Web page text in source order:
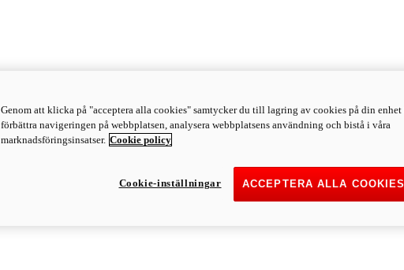
Genom att klicka på "acceptera alla cookies" samtycker du till lagring av cookies på din enhet
förbättra navigeringen på webbplatsen, analysera webbplatsens användning och bistå i våra
marknadsföringsinsatser. Cookie policy
ACCEPTERA ALLA COOKIES
Cookie-inställningar